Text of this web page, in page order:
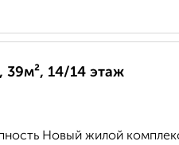
39м², 14/14 этаж
Новый жилой